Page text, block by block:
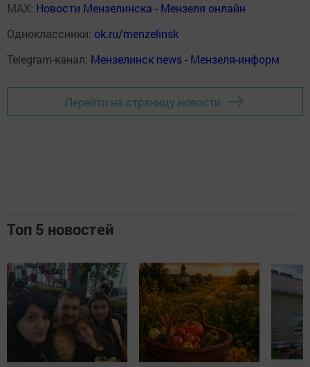
MAX: Новости Мензелинска - Мензеля онлайн
Одноклассники: ok.ru/menzelinsk
Telegram-канал: Мензелинск news - Мензеля-информ
Перейти на страницу новости
Топ 5 новостей